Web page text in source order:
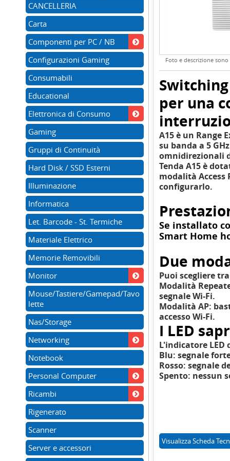
Foto e descrizione
per una
A15 è un Range
su banda a 5
omnidirezionali
Tenda A15 è
modalità Access
configurarlo.
Se installato
Smart Home
Due
Puoi scegliere
Modalità
segnale Wi-Fi.
Modalità AP:
accesso Wi-Fi.
I LED
L'indicatore
Blu: segnale
Rosso: segnale
Spento: nessun
VisualizzaScheda
CANCELLERIA
Carta
Componenti per PC / NB
Configurazioni Gaming
Consumabili
Educational
Elettronica di Consumo
Gaming
Gruppi di Continuità
Hard Disk / SSD Esterni
Illuminazione
Informatica
Let. Barcode - St. Termiche
Materiale Elettrico
Memorie Removibili
Monitor
Mouse/Tastiere/Gamepad/Tavo
lette
Nas/Storage
Networking
Notebook
Personal Computer
Ricambi
Rigenerato
Scanner
Server e accessori